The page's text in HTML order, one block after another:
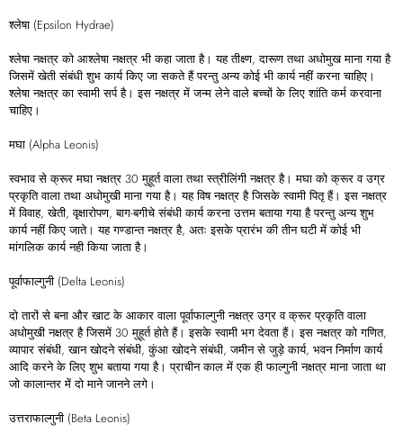
श्लेषा (Epsilon Hydrae)
श्लेषा नक्षत्र को आश्लेषा नक्षत्र भी कहा जाता है। यह तीक्ष्ण, दारूण तथा अधोमुख माना गया है
जिसमें खेती संबंधी शुभ कार्य किए जा सकते हैं परन्तु अन्य कोई भी कार्य नहीं करना चाहिए।
श्लेषा नक्षत्र का स्वामी सर्प है। इस नक्षत्र में जन्म लेने वाले बच्चों के लिए शांति कर्म करवाना
चाहिए।
मघा (Alpha Leonis)
स्वभाव से क्रूर मघा नक्षत्र 30 मुहूर्त वाला तथा स्त्रीलिंगी नक्षत्र है। मघा को क्रूर व उग्र
प्रकृति वाला तथा अधोमुखी माना गया है। यह विष नक्षत्र है जिसके स्वामी पितृ हैं। इस नक्षत्र
में विवाह, खेती, वृक्षारोपण, बाग-बगीचे संबंधी कार्य करना उत्तम बताया गया है परन्तु अन्य शुभ
कार्य नहीं किए जाते। यह गण्डान्त नक्षत्र है, अतः इसके प्रारंभ की तीन घटी में कोई भी
मांगलिक कार्य नही किया जाता है।
पूर्वाफाल्गुनी (Delta Leonis)
दो तारों से बना और खाट के आकार वाला पूर्वाफाल्गुनी नक्षत्र उग्र व क्रूर प्रकृति वाला
अधोमुखी नक्षत्र है जिसमें 30 मुहूर्त होते हैं। इसके स्वामी भग देवता हैं। इस नक्षत्र को गणित,
व्यापार संबंधी, खान खोदने संबंधी, कुंआ खोदने संबंधी, जमीन से जुड़े कार्य, भवन निर्माण कार्य
आदि करने के लिए शुभ बताया गया है। प्राचीन काल में एक ही फाल्गुनी नक्षत्र माना जाता था
जो कालान्तर में दो माने जानने लगे।
उत्तराफाल्गुनी (Beta Leonis)